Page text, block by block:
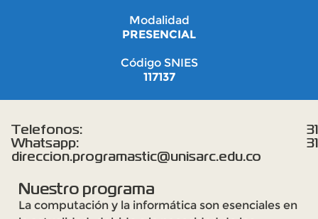
Modalidad
PRESENCIAL
Código SNIES
117137
Telefonos:
Whatsapp:
direccion.programastic@unisarc.edu.co
Nuestro programa
La computación y la informática son esenciales en